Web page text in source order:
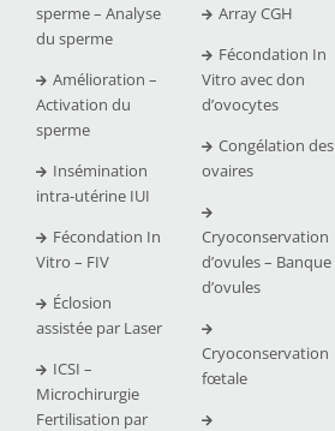
sperme – Analyse
du sperme
Amélioration –
Activation du
sperme
Insémination
intra-utérine IUI
Fécondation In
Vitro – FIV
Éclosion
assistée par Laser
ICSI –
Microchirurgie
Fertilisation par
Array CGH
Fécondation In
Vitro avec don
d’ovocytes
Congélation des
ovaires
Cryoconservation
d’ovules – Banque
d’ovules
Cryoconservation
fœtale